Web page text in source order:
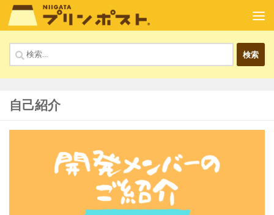
コンテンツへスキップ
自己紹介
検
索: